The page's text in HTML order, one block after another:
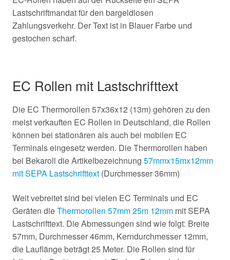
Lastschriftmandat für den bargeldlosen
Zahlungsverkehr. Der Text ist in Blauer Farbe und
gestochen scharf.
EC Rollen mit Lastschrifttext
Die EC Thermorollen 57x36x12 (13m) gehören zu den
meist verkauften EC Rollen in Deutschland, die Rollen
können bei stationären als auch bei mobilen EC
Terminals eingesetz werden. Die Thermorollen haben
bei Bekaroll die Artikelbezeichnung 57mmx15mx12mm
mit SEPA Lastschrifttext (Durchmesser 36mm)
Weit vebreitet sind bei vielen EC Terminals und EC
Geräten dieThermorollen 57mm 25m 12mm mit SEPA
Lastschrifttext. Die Abmessungen sind wie folgt: Breite
57mm, Durchmesser 46mm, Kerndurchmesser 12mm,
die Lauflänge beträgt 25 Meter. Die Rollen sind für